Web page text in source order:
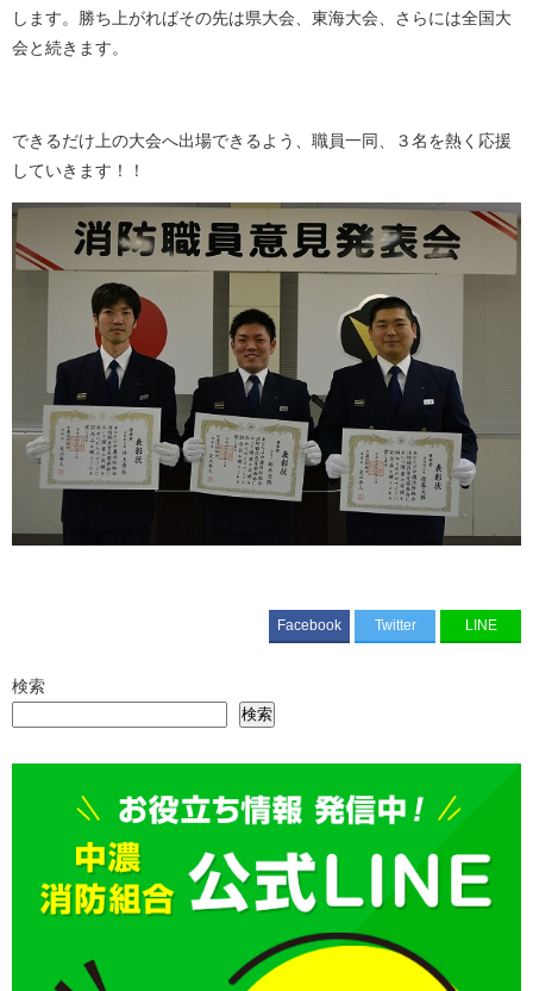
します。勝ち上がればその先は県大会、東海大会、さらには全国大
会と続きます。
できるだけ上の大会へ出場できるよう、職員一同、３名を熱く応援
していきます！！
Facebook Twitter LINE
検索
検索